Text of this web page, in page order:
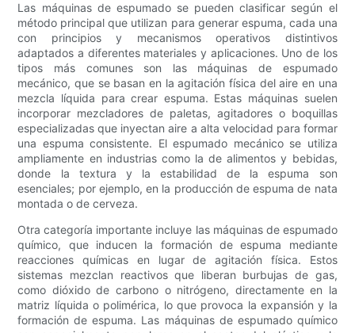
Las máquinas de espumado se pueden clasificar según el
método principal que utilizan para generar espuma, cada una
con principios y mecanismos operativos distintivos
adaptados a diferentes materiales y aplicaciones. Uno de los
tipos más comunes son las máquinas de espumado
mecánico, que se basan en la agitación física del aire en una
mezcla líquida para crear espuma. Estas máquinas suelen
incorporar mezcladores de paletas, agitadores o boquillas
especializadas que inyectan aire a alta velocidad para formar
una espuma consistente. El espumado mecánico se utiliza
ampliamente en industrias como la de alimentos y bebidas,
donde la textura y la estabilidad de la espuma son
esenciales; por ejemplo, en la producción de espuma de nata
montada o de cerveza.
Otra categoría importante incluye las máquinas de espumado
químico, que inducen la formación de espuma mediante
reacciones químicas en lugar de agitación física. Estos
sistemas mezclan reactivos que liberan burbujas de gas,
como dióxido de carbono o nitrógeno, directamente en la
matriz líquida o polimérica, lo que provoca la expansión y la
formación de espuma. Las máquinas de espumado químico